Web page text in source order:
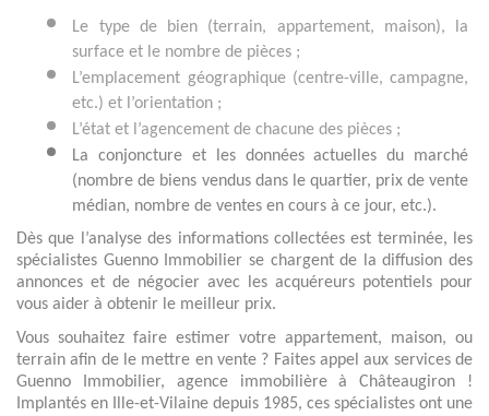
Le type de bien (terrain, appartement, maison), la
surface et le nombre de pièces ;
L’emplacement géographique (centre-ville, campagne,
etc.) et l’orientation ;
L’état et l’agencement de chacune des pièces ;
La conjoncture et les données actuelles du marché
(nombre de biens vendus dans le quartier, prix de vente
médian, nombre de ventes en cours à ce jour, etc.).
Dès que l’analyse des informations collectées est terminée, les
spécialistes Guenno Immobilier se chargent de la diffusion des
annonces et de négocier avec les acquéreurs potentiels pour
vous aider à obtenir le meilleur prix.
Vous souhaitez faire estimer votre appartement, maison, ou
terrain afin de le mettre en vente ? Faites appel aux services de
Guenno Immobilier, agence immobilière à Châteaugiron !
Implantés en Ille-et-Vilaine depuis 1985, ces spécialistes ont une